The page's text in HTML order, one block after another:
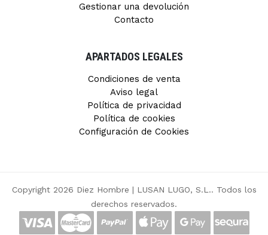
Gestionar una devolución
Contacto
APARTADOS LEGALES
Condiciones de venta
Aviso legal
Política de privacidad
Política de cookies
Configuración de Cookies
Copyright 2026 Diez Hombre | LUSAN LUGO, S.L.. Todos los
derechos reservados.